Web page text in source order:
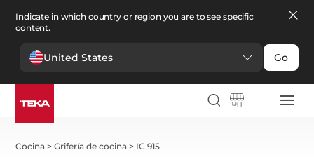
Indicate in which country or region you are to see specific
content.
United States Go
Cocina >Grifería de cocina > IC 915